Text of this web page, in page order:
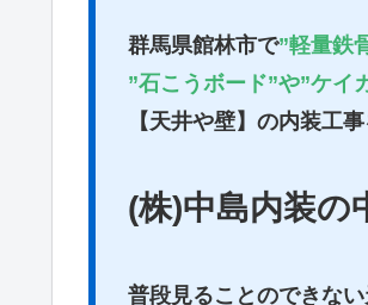
群馬県館林市で”軽量鉄
”石こうボード”や”ケイ
【天井や壁】の内装工
(株)中島内装の
普段見ることのできな